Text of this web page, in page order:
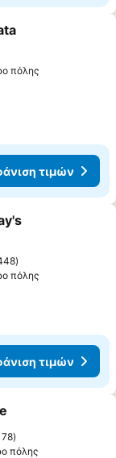
αγαπημένα
πόλης
τιμών
αγαπημένα
πόλης
τιμών
αγαπημένα
πόλης